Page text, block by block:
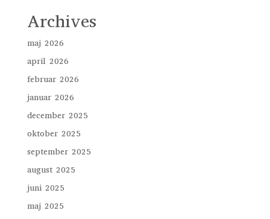
Archives
maj 2026
april 2026
februar 2026
januar 2026
december 2025
oktober 2025
september 2025
august 2025
juni 2025
maj 2025